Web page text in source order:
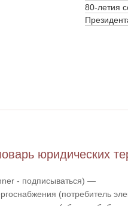
80-летия
юридических
- подписываться) —
(потребитель